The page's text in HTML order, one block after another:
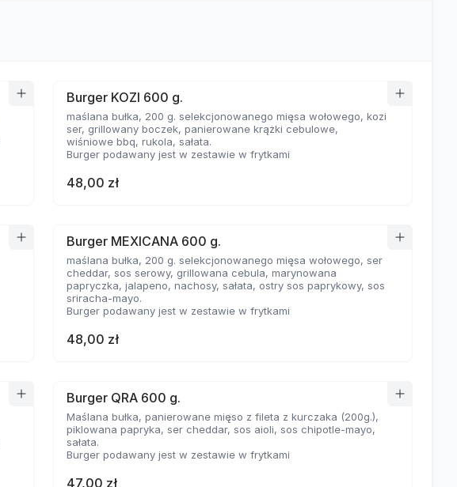
Burger KOZI 600 g.
maślana bułka, 200 g. selekcjonowanego mięsa wołowego, kozi
ser, grillowany boczek, panierowane krążki cebulowe,
wiśniowe bbq, rukola, sałata.
Burger podawany jest w zestawie w frytkami
48,00 zł
Burger MEXICANA 600 g.
maślana bułka, 200 g. selekcjonowanego mięsa wołowego, ser
cheddar, sos serowy, grillowana cebula, marynowana
papryczka, jalapeno, nachosy, sałata, ostry sos paprykowy, sos
sriracha-mayo.
Burger podawany jest w zestawie w frytkami
48,00 zł
Burger QRA 600 g.
Maślana bułka, panierowane mięso z fileta z kurczaka (200g.),
piklowana papryka, ser cheddar, sos aioli, sos chipotle-mayo,
sałata.
Burger podawany jest w zestawie w frytkami
47,00 zł